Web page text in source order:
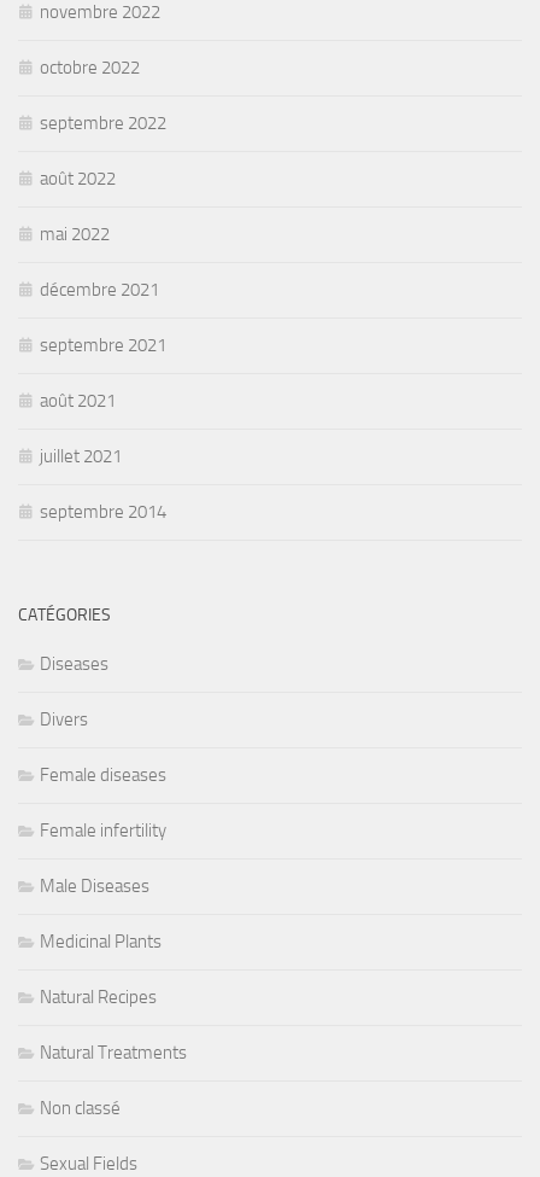
novembre 2022
octobre 2022
septembre 2022
août 2022
mai 2022
décembre 2021
septembre 2021
août 2021
juillet 2021
septembre 2014
CATÉGORIES
Diseases
Divers
Female diseases
Female infertility
Male Diseases
Medicinal Plants
Natural Recipes
Natural Treatments
Non classé
Sexual Fields